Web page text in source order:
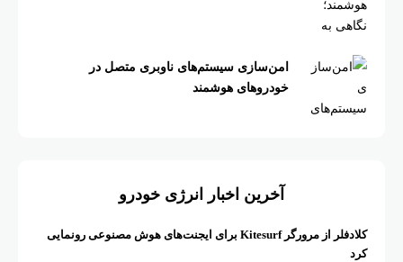
امن‌سازی سیستم‌های ناوبری متصل در
خودروهای هوشمند
آخرین اخبار انرژی خودرو
کلادفلر از مرورگر Kitesurf برای ایجنت‌های هوش مصنوعی رونمایی